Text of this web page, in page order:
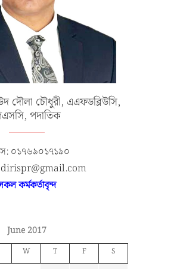
দৌলা চৌধুরী, এএফডব্লিউসি,
পদাতিক
০১৭৬৯০১৭১৯০
dirispr@gmail.com
কর্মকর্তাবৃন্দ
June 2017
W T F S